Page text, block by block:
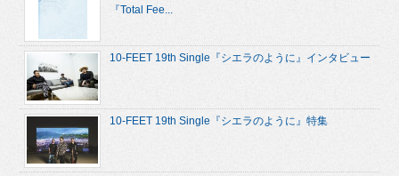
『Total Fee...
10-FEET 19th Single『シエラのように』インタビュー
10-FEET 19th Single『シエラのように』特集